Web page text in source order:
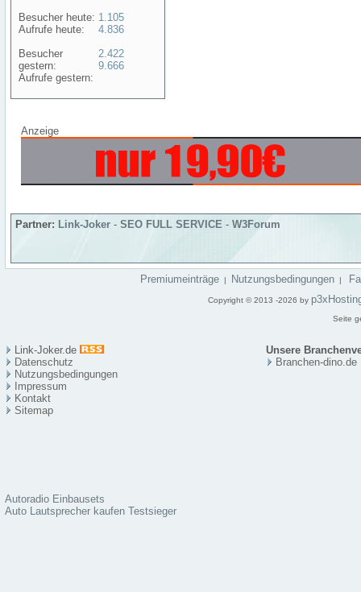
Besucher heute:
Aufrufe heute:
Besucher
gestern:
Aufrufe gestern:
1.105
4.836
2.422
9.666
Anzeige
Partner: Link-Joker - SEO FULL SERVICE - W3Forum
Premiumeinträge | Nutzungsbedingungen |
Copyright © 2013 -2026 by
Seite
Link-Joker.de
Unsere
Datenschutz
Nutzungsbedingungen
Impressum
Kontakt
Sitemap
Branchen-dino.de
Autoradio Einbausets
Auto Lautsprecher kaufen Testsieger